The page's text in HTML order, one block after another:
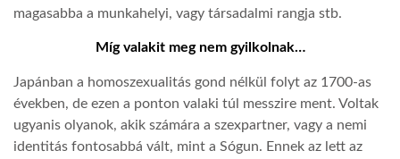
magasabba a munkahelyi, vagy társadalmi rangja stb.
Míg valakit meg nem gyilkolnak…
Japánban a homoszexualitás gond nélkül folyt az 1700-as
években, de ezen a ponton valaki túl messzire ment. Voltak
ugyanis olyanok, akik számára a szexpartner, vagy a nemi
identitás fontosabbá vált, mint a Sógun. Ennek az lett az